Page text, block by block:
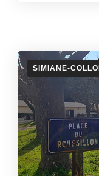
SIMIANE-